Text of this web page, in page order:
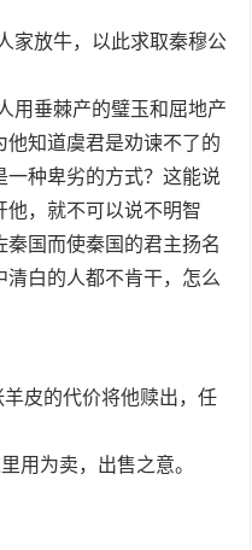
放牛，以此求取秦穆公
垂棘产的璧玉和屈地产
知道虞君是劝谏不了的
种卑劣的方式？这能说
，就不可以说不明智
国而使秦国的君主扬名
白的人都不肯干，怎么
皮的代价将他赎出，任
用为卖，出售之意。